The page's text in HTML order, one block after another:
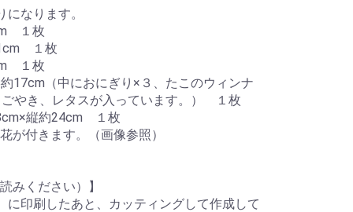
なります。
１枚
１枚
１枚
17cm（中におにぎり×３、たこのウィンナ
やき、レタスが入っています。） １枚
縦約24cm １枚
が付きます。（画像参照）
みください）】
に印刷したあと、カッティングして作成して